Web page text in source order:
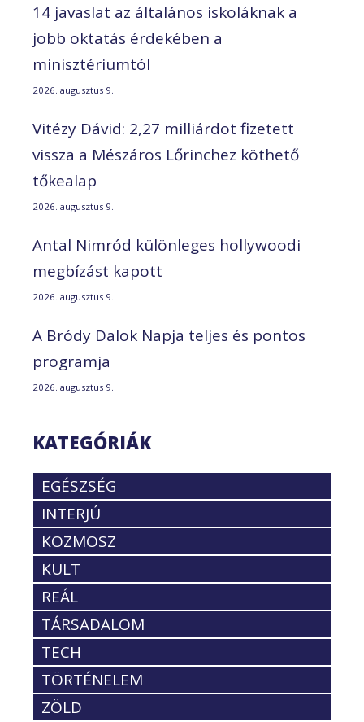
14 javaslat az általános iskoláknak a
jobb oktatás érdekében a
minisztériumtól
2026. augusztus 9.
Vitézy Dávid: 2,27 milliárdot fizetett
vissza a Mészáros Lőrinchez köthető
tőkealap
2026. augusztus 9.
Antal Nimród különleges hollywoodi
megbízást kapott
2026. augusztus 9.
A Bródy Dalok Napja teljes és pontos
programja
2026. augusztus 9.
KATEGÓRIÁK
EGÉSZSÉG
INTERJÚ
KOZMOSZ
KULT
REÁL
TÁRSADALOM
TECH
TÖRTÉNELEM
ZÖLD